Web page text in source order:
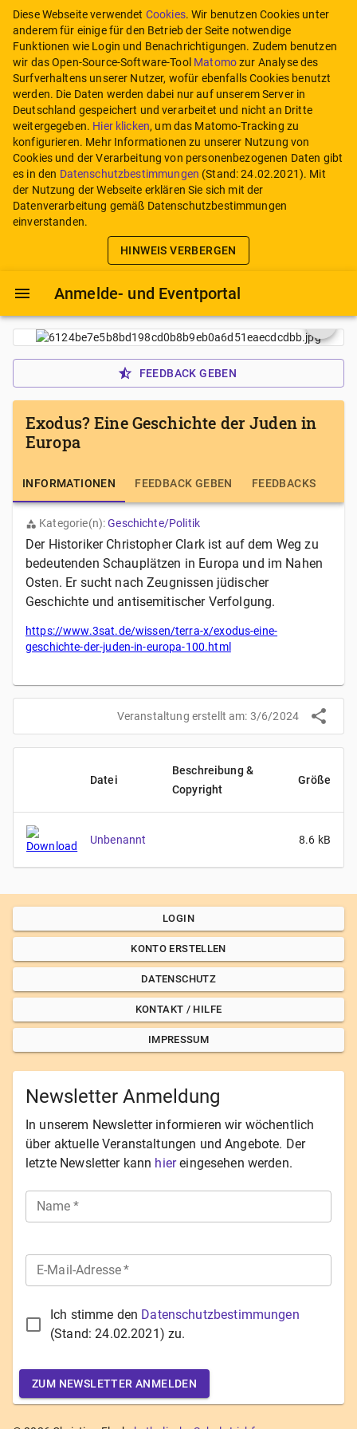
Diese Webseite verwendet Cookies. Wir benutzen Cookies unter
anderem für einige für den Betrieb der Seite notwendige
Funktionen wie Login und Benachrichtigungen. Zudem benutzen
wir das Open-Source-Software-Tool Matomozur Analyse des
Surfverhaltens unserer Nutzer, wofür ebenfalls Cookies benutzt
werden. Die Daten werden dabei nur auf unserem Server in
Deutschland gespeichert und verarbeitet und nicht an Dritte
weitergegeben. Hier klicken, um das Matomo-Tracking zu
konfigurieren. Mehr Informationen zu unserer Nutzung von
Cookies und der Verarbeitung von personenbezogenen Daten gibt
es in den Datenschutzbestimmungen (Stand:24.02.2021). Mit
der Nutzung der Webseite erklären Sie sich mit der
Datenverarbeitung gemäß Datenschutzbestimmungen
einverstanden.
HINWEIS VERBERGEN
Anmelde- und Eventportal
Exodus? Eine Geschichte der Juden in
Europa
INFORMATIONEN FEEDBACK GEBEN FEEDBACKS
Kategorie(n): Geschichte/Politik
Der Historiker Christopher Clark ist auf dem Weg zu
bedeutenden Schauplätzen in Europa und im Nahen
Osten. Er sucht nach Zeugnissen jüdischer
Geschichte und antisemitischer Verfolgung.
https://www.3sat.de/wissen/terra-x/exodus-eine-
geschichte-der-juden-in-europa-100.html
FEEDBACK GEBEN
Veranstaltung erstellt am: 3/6/2024
Datei
Beschreibung &
Copyright
Größe
Unbenannt 8.6 kB
LOGIN
KONTO ERSTELLEN
DATENSCHUTZ
KONTAKT / HILFE
IMPRESSUM
Newsletter Anmeldung
In unserem Newsletter informieren wir wöchentlich
über aktuelle Veranstaltungen und Angebote. Der
letzte Newsletter kann hier eingesehen werden.
Name *
E-Mail-Adresse*
Ich stimme den Datenschutzbestimmungen
(Stand:24.02.2021) zu.
ZUM NEWSLETTER ANMELDEN